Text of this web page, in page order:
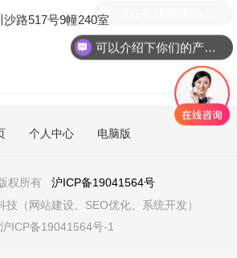
沙路517号9幢240室
个人中心 电脑版
权所有 沪ICP备19041564号
技（网站建设、SEO优化、系统开发）
沪ICP备19041564号-1
可以介绍下你们的产品么？